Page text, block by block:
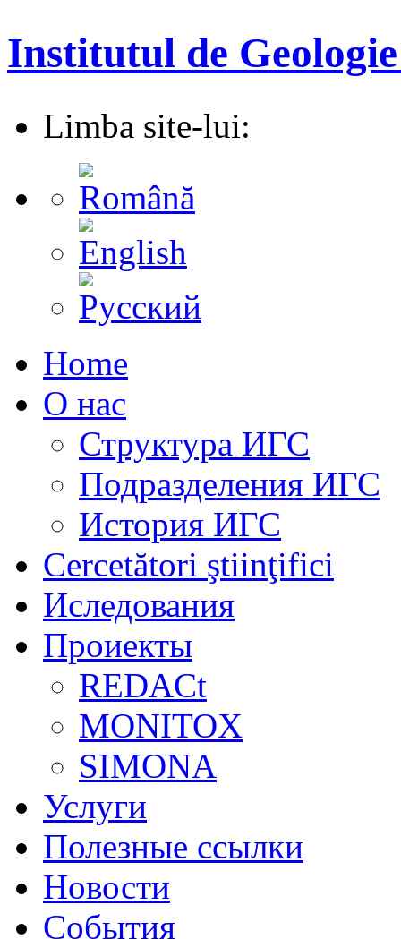
Institutul de
Limba site-lui:
Home
О нас
Структура ИГС
Подразделения ИГС
История ИГС
Cercetători ştiinţifici
Иследования
Проиекты
REDACt
MONITOX
SIMONA
Услуги
Полезные ссылки
Новости
События